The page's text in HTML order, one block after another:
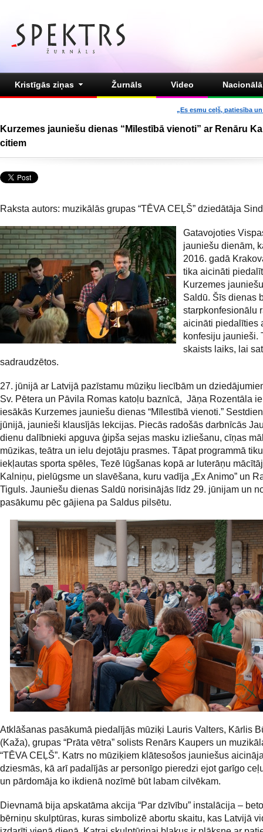
Kristīgās ziņas Žurnāls Video
„Es esmu ceļš, patiesība
Kurzemes jauniešu dienas “Mīlestībā vienoti” ar Renāru
citiem
Raksta autors: muzikālās grupas “TĒVA CEĻŠ” dziedātāja
Gatavojoties
jauniešu dienām,
2016. gadā
tika aicināti
Kurzemes
Saldū. Šīs dienas
starpkonfesionālu
aicināti piedalīties
konfesiju jaunieši.
skaists laiks, lai
sadraudzētos.
27. jūnijā ar Latvijā pazīstamu mūziķu liecībām un
Sv. Pētera un Pāvila Romas katoļu baznīcā, Jāņa Rozentāla
iesākās Kurzemes jauniešu dienas “Mīlestībā vienoti.”
jūnijā, jaunieši klausījās lekcijas. Piecās radošās darbnīcās
dienu dalībnieki apguva ģipša sejas masku izliešanu, cīņas
mūzikas, teātra un ielu dejotāju prasmes. Tāpat programmā
iekļautas sporta spēles, Tezē lūgšanas kopā ar luterāņu
Kalniņu, pielūgsme un slavēšana, kuru vadīja „Ex Animo” un
Tiguls. Jauniešu dienas Saldū norisinājās līdz 29. jūnijam un
pasākumu pēc gājiena pa Saldus pilsētu.
Atklāšanas pasākumā piedalījās mūziķi Lauris Valters, Kārlis
(Kaža), grupas “Prāta vētra” solists Renārs Kaupers un
“TĒVA CEĻŠ”. Katrs no mūziķiem klātesošos jauniešus
dziesmās, kā arī padalījās ar personīgo pieredzi ejot garīgo
un pārdomāja ko ikdienā nozīmē būt labam cilvēkam.
Dievnamā bija apskatāma akcija “Par dzīvību” instalācija –
bērniņu skulptūras, kuras simbolizē abortu skaitu, kas Latvijā